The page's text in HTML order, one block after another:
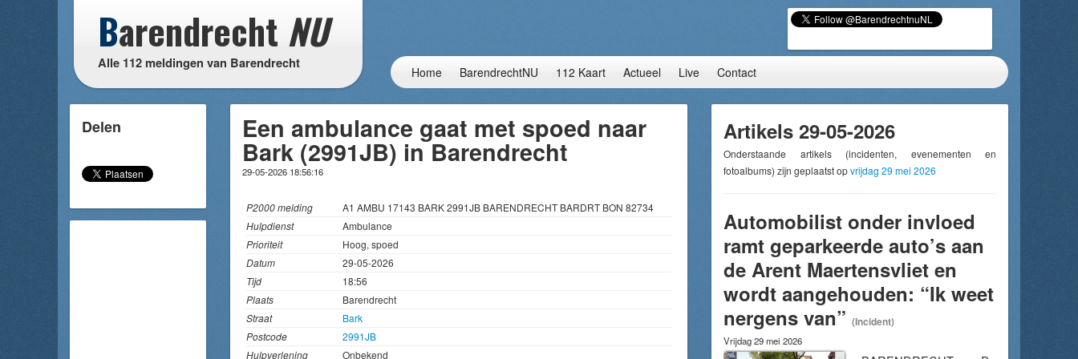
Barendrecht NU
Alle 112 meldingen van Barendrecht
Home BarendrechtNU 112 Kaart Actueel Live Contact
Delen Een ambulance gaat met spoed naar
Bark (2991JB) in Barendrecht
29-05-2026 18:56:16
P2000 melding
A1 AMBU 17143 BARK 2991JB BARENDRECHT BARDRT BON 82734
Hulpdienst
Ambulance
Prioriteit
Hoog, spoed
Datum
29-05-2026
Tijd
18:56
Plaats
Barendrecht
Straat
Bark
Postcode
2991JB
Hulpverlening
Onbekend
Artikels 29-05-2026
Onderstaande artikels (incidenten, evenementen en
fotoalbums) zijn geplaatst opvrijdag 29 mei 2026
Automobilist onder invloed
ramt geparkeerde auto’s aan
de Arent Maertensvliet en
wordt aangehouden: “Ik weet
nergens van” (Incident)
Vrijdag 29 mei 2026